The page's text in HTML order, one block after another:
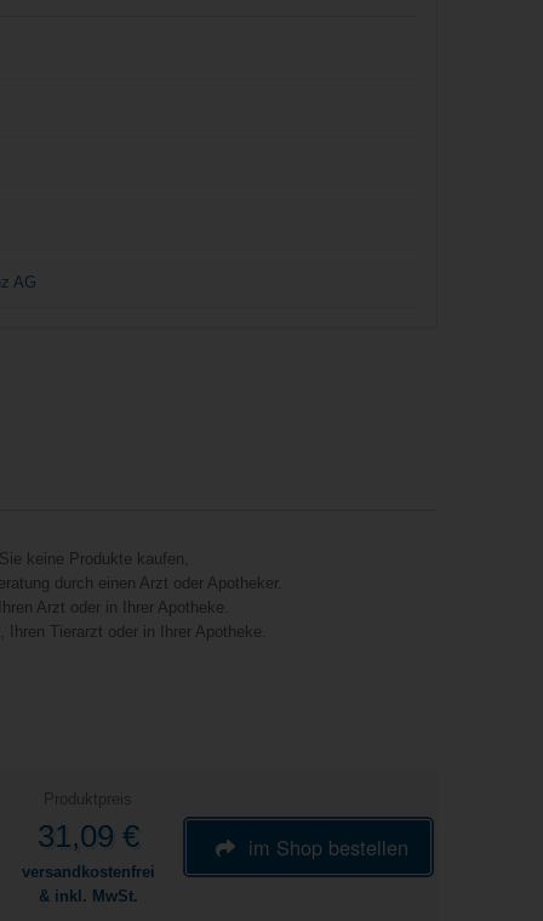
AG
keine Produkte kaufen,
durch einen Arzt oder Apotheker.
Arzt oder in Ihrer Apotheke.
Tierarzt oder in Ihrer Apotheke.
Produktpreis
31,09 €
versandkostenfrei
& inkl. MwSt.
im Shop bestellen